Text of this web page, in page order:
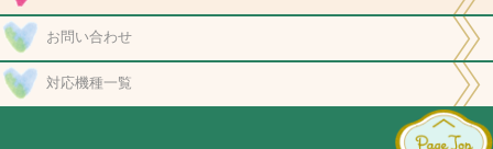
お問い合わせ
対応機種一覧